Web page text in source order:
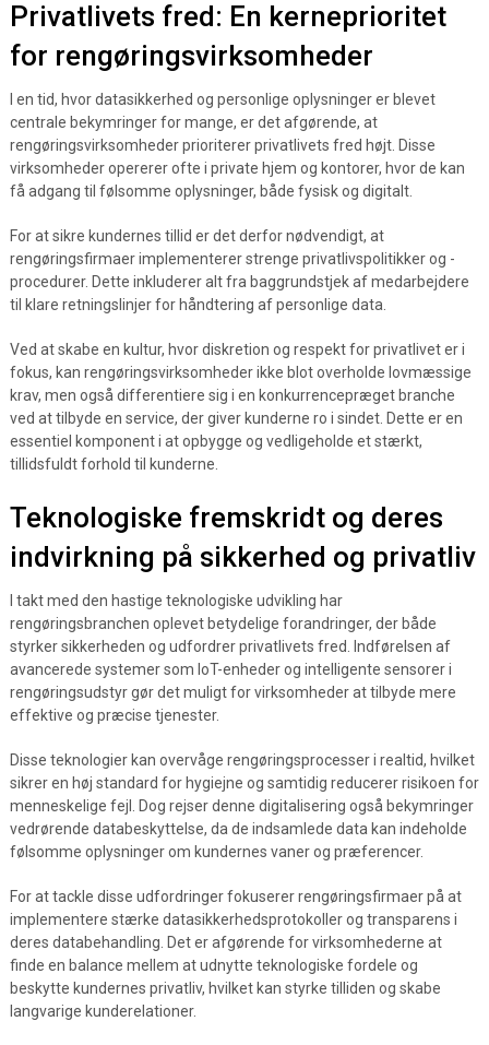
Privatlivets fred: En kerneprioritet
for rengøringsvirksomheder
I en tid, hvor datasikkerhed og personlige oplysninger er blevet
centrale bekymringer for mange, er det afgørende, at
rengøringsvirksomheder prioriterer privatlivets fred højt. Disse
virksomheder opererer ofte i private hjem og kontorer, hvor de kan
få adgang til følsomme oplysninger, både fysisk og digitalt.
For at sikre kundernes tillid er det derfor nødvendigt, at
rengøringsfirmaer implementerer strenge privatlivspolitikker og -
procedurer. Dette inkluderer alt fra baggrundstjek af medarbejdere
til klare retningslinjer for håndtering af personlige data.
Ved at skabe en kultur, hvor diskretion og respekt for privatlivet er i
fokus, kan rengøringsvirksomheder ikke blot overholde lovmæssige
krav, men også differentiere sig i en konkurrencepræget branche
ved at tilbyde en service, der giver kunderne ro i sindet. Dette er en
essentiel komponent i at opbygge og vedligeholde et stærkt,
tillidsfuldt forhold til kunderne.
Teknologiske fremskridt og deres
indvirkning på sikkerhed og privatliv
I takt med den hastige teknologiske udvikling har
rengøringsbranchen oplevet betydelige forandringer, der både
styrker sikkerheden og udfordrer privatlivets fred. Indførelsen af
avancerede systemer som IoT-enheder og intelligente sensorer i
rengøringsudstyr gør det muligt for virksomheder at tilbyde mere
effektive og præcise tjenester.
Disse teknologier kan overvåge rengøringsprocesser i realtid, hvilket
sikrer en høj standard for hygiejne og samtidig reducerer risikoen for
menneskelige fejl. Dog rejser denne digitalisering også bekymringer
vedrørende databeskyttelse, da de indsamlede data kan indeholde
følsomme oplysninger om kundernes vaner og præferencer.
For at tackle disse udfordringer fokuserer rengøringsfirmaer på at
implementere stærke datasikkerhedsprotokoller og transparens i
deres databehandling. Det er afgørende for virksomhederne at
finde en balance mellem at udnytte teknologiske fordele og
beskytte kundernes privatliv, hvilket kan styrke tilliden og skabe
langvarige kunderelationer.